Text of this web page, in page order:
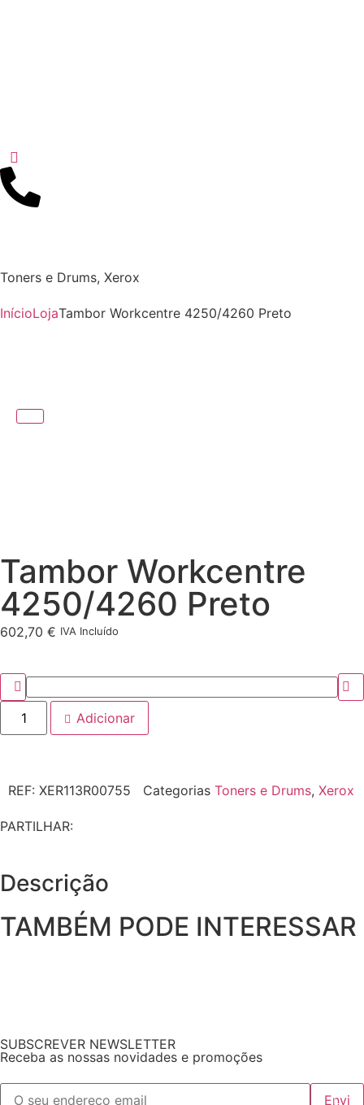
Toners e Drums, Xerox
InícioLojaTambor Workcentre 4250/4260 Preto
Tambor Workcentre
4250/4260 Preto
602,70 € IVA Incluído
Adicionar
REF: XER113R00755 Categorias Toners e Drums, Xerox
PARTILHAR:
Descrição
TAMBÉM PODE INTERESSAR
SUBSCREVER NEWSLETTER
Receba as nossas novidades e promoções